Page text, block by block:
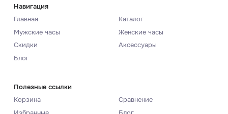
Навигация
Главная
Каталог
Мужские часы
Женские часы
Скидки
Аксессуары
Блог
Полезные ссылки
Корзина
Сравнение